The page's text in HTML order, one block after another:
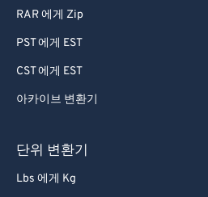
RAR 에게 Zip
PST 에게 EST
CST 에게 EST
아카이브 변환기
단위 변환기
Lbs 에게 Kg